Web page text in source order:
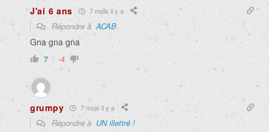
J'ai 6 ans 7 mois il y a
Répondre àACAB
Gna gna gna
7 -4
grumpy 7 mois il y a
Répondre à UN illettré !